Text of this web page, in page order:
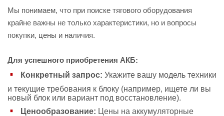
Мы понимаем, что при поиске тягового оборудования
крайне важны не только характеристики, но и вопросы
покупки, цены и наличия.
Для успешного приобретения АКБ:
Конкретный запрос: Укажите вашу модель техники
и текущие требования к блоку (например, ищете ли вы
новый блок или вариант под восстановление).
Ценообразование: Цены на аккумуляторные